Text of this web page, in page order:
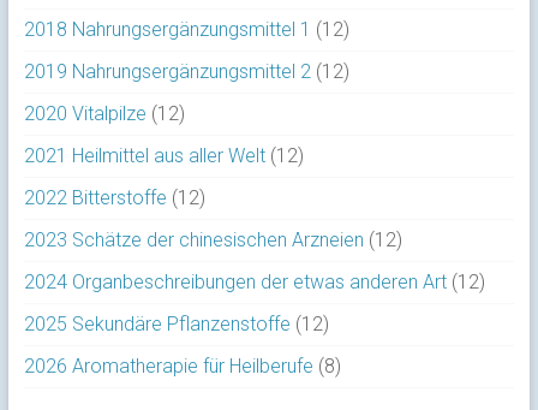
2018 Nahrungsergänzungsmittel 1 (12)
2019 Nahrungsergänzungsmittel 2 (12)
2020 Vitalpilze (12)
2021 Heilmittel aus aller Welt(12)
2022 Bitterstoffe (12)
2023 Schätze der chinesischen Arzneien (12)
2024 Organbeschreibungen der etwas anderen Art(12)
2025 Sekundäre Pflanzenstoffe (12)
2026 Aromatherapie für Heilberufe (8)